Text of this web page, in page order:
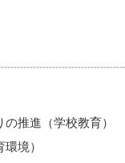
推進（学校教育）
境）